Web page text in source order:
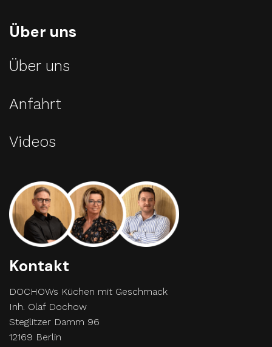
Über uns
Über uns
Anfahrt
Videos
Kontakt
DOCHOWs Küchen mit Geschmack
Inh. Olaf Dochow
Steglitzer Damm 96
12169 Berlin